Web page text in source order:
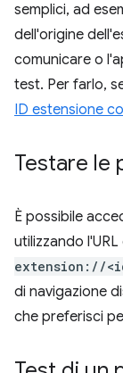
semplici, ad
dell'origine
comunicare o
test. Per farlo,
ID estensione
Testare le
È possibile
utilizzando
extension://
di navigazione
che preferisci